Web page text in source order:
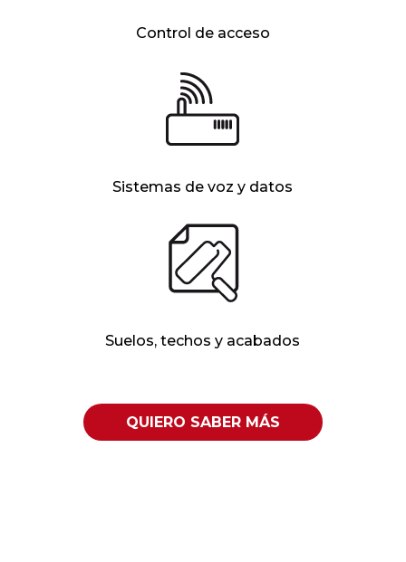
Control de acceso
Sistemas de voz y datos
Suelos, techos y acabados
QUIERO SABER MÁS